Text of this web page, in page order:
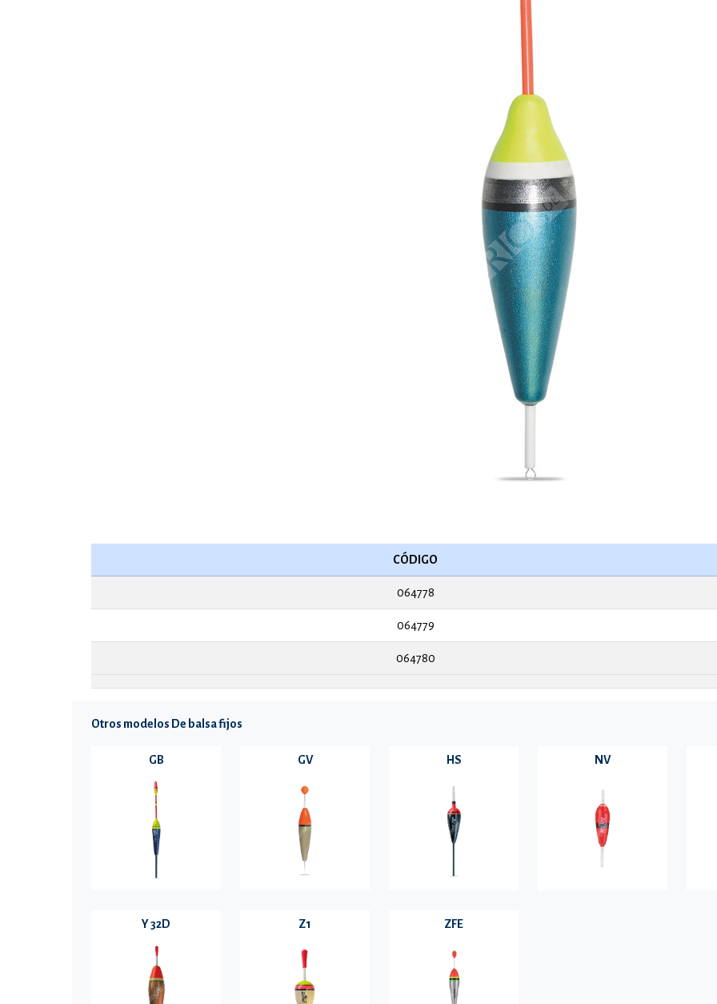
CÓDIGO
064778
064779
064780
Otros modelos De balsa fijos
GB GV HS NV
Y 32D Z1 ZFE